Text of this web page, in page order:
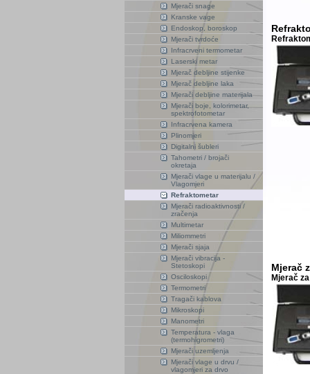
Mjerači snage
Kranske vage
Endoskop, boroskop
Mjerači tvrdoće
Infracrveni termometar
Laserski metar
Mjerač debljine stijenke
Mjerač debljine laka
Mjerači debljine materijala
Mjerači boje, kolorimetar,
spektrofotometar
Infracrvena kamera
Plinomjeri
Digitalni šubleri
Tahometri / brojači
okretaja
Mjerači vlage u materijalu /
Vlagomjeri
Refraktometar
Mjerači radioaktivnosti /
zračenja
Multimetar
Miliommetri
Mjerači sjaja
Mjerači vibracija -
Stetoskopi
Osciloskopi
Termometri
Tragači kablova
Mikroskopi
Manometri
Temperatura - vlaga
(termohigrometri)
Mjerači uzemljenja
Mjerači vlage u drvu /
vlagomjeri za drvo
Mjerač
Mjerač